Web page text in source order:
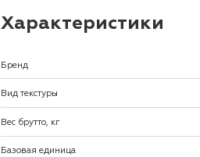
Характеристики
Бренд
Вид текстуры
Вес брутто, кг
Базовая единица